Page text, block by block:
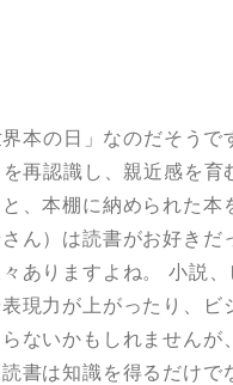
本の日」なのだそうで
再認識し、親近感を育
、本棚に納められた本
ん）は読書がお好きだ
ありますよね。 小説
現力が上がったり、ビ
ないかもしれません
書は知識を得るだけで